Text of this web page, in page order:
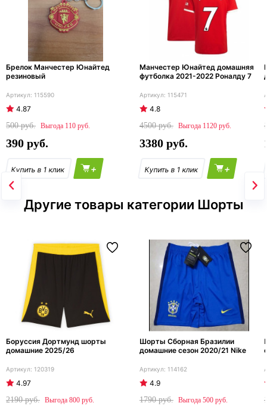
Брелок Манчестер Юнайтед
резиновый
115590
4.87
500
110
390
+
Манчестер Юнайтед домашняя
футболка 2021-2022 Роналду 7
115471
4.8
4500
1120
3380
+
Другие товары категории Шорты
Боруссия Дортмунд шорты
домашние 2025/26
120319
4.97
2190
800
Шорты Сборная Бразилии
домашние сезон 2020/21 Nike
114162
4.9
1790
500